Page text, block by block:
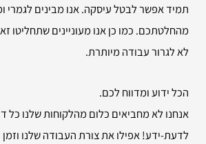
תמיד אפשר לבטל עיסקה. אנו מבינים לגמרי
מהחלטתכם. כמו כן אנו מעוניינים שתחליטו
לא לגרור עבודה מיותרת.
הכל ידוע ומדווח לכם.
אנחנו לא מחביאים כלום מהלקוחות שלנו כל
לדעת-ידע! אפילו את צורת העבודה שלנו